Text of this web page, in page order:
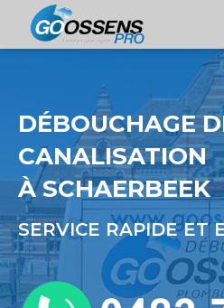
DÉBOUCHAGE
CANALISATION
À SCHAERBEEK
SERVICE RAPIDE ET